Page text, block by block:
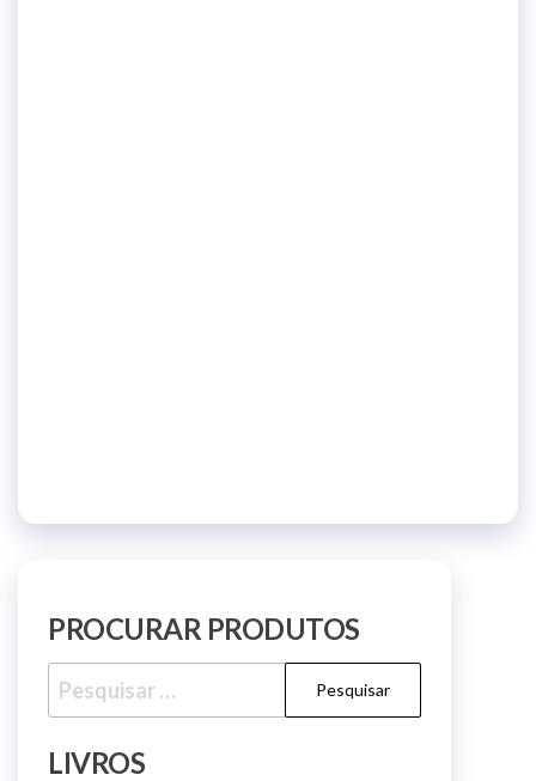
PROCURAR PRODUTOS
Pesquisar
por:
LIVROS